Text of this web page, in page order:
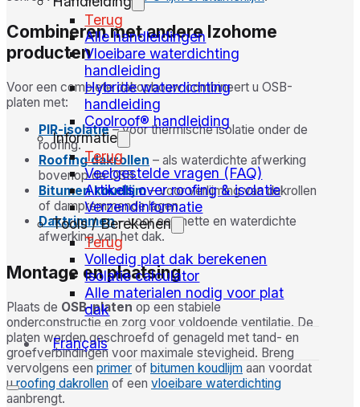
Terug
Alle handleidingen
Vloeibare waterdichting
handleiding
Hybride waterdichting
handleiding
Coolroof® handleiding
Informatie
Terug
Veelgestelde vragen (FAQ)
Artikels over roofing & isolatie
Verzendinformatie
Tools / Berekenen
Terug
Volledig plat dak berekenen
Isolatie calculator
Alle materialen nodig voor plat
dak
Français
Combineren met andere Izohome
producten
Voor een complete dakopbouw combineert u OSB-
platen met:
PIR-isolatie– voor thermische isolatie onder de
roofing.
Roofing dakrollen – als waterdichte afwerking
bovenop de OSB.
Bitumen koudlijm– voor verlijming van dakrollen
of dampremmende lagen.
Daktrimmen– voor een nette en waterdichte
afwerking van het dak.
Montage en plaatsing
Plaats de OSB-platen op een stabiele
onderconstructie en zorg voor voldoende ventilatie. De
platen worden geschroefd of genageld met tand- en
groefverbindingen voor maximale stevigheid. Breng
vervolgens een primer of bitumen koudlijm aan voordat
uroofing dakrollen of een vloeibare waterdichting
aanbrengt.